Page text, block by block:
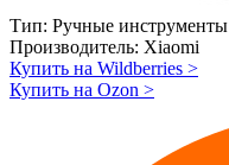
Тип: Ручные инструменты
Производитель: Xiaomi
Купить на Wildberries >
Купить на Ozon >